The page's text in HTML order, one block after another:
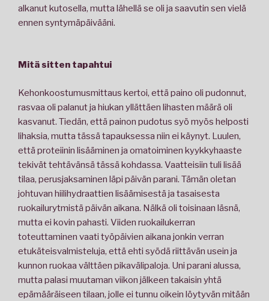
alkanut kutosella, mutta lähellä se oli ja saavutin sen vielä
ennen syntymäpäivääni.
Mitä sitten tapahtui
Kehonkoostumusmittaus kertoi, että paino oli pudonnut,
rasvaa oli palanut ja hiukan yllättäen lihasten määrä oli
kasvanut. Tiedän, että painon pudotus syö myös helposti
lihaksia, mutta tässä tapauksessa niin ei käynyt. Luulen,
että proteiinin lisääminen ja omatoiminen kyykkyhaaste
tekivät tehtävänsä tässä kohdassa. Vaatteisiin tuli lisää
tilaa, perusjaksaminen läpi päivän parani. Tämän oletan
johtuvan hiilihydraattien lisäämisestä ja tasaisesta
ruokailurytmistä päivän aikana. Nälkä oli toisinaan läsnä,
mutta ei kovin pahasti. Viiden ruokailukerran
toteuttaminen vaati työpäivien aikana jonkin verran
etukäteisvalmisteluja, että ehti syödä riittävän usein ja
kunnon ruokaa välttäen pikavälipaloja. Uni parani alussa,
mutta palasi muutaman viikon jälkeen takaisin yhtä
epämääräiseen tilaan, jolle ei tunnu oikein löytyvän mitään